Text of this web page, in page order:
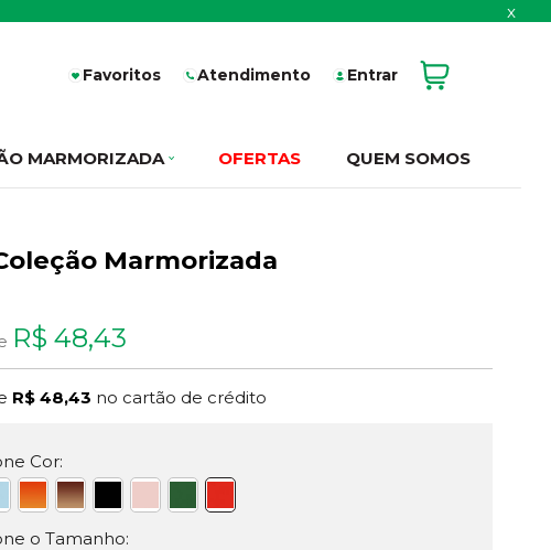
x
Favoritos Atendimento Entrar
MARMORIZADA OFERTAS QUEM SOMOS
Marmorizada
R$ 48,43
R$ 48,43 no cartão de crédito
Cor:
o Tamanho: